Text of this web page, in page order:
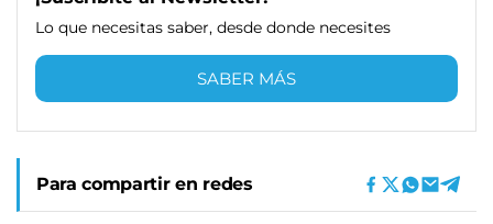
Lo que necesitas saber, desde donde necesites
SABER MÁS
Para compartir en redes